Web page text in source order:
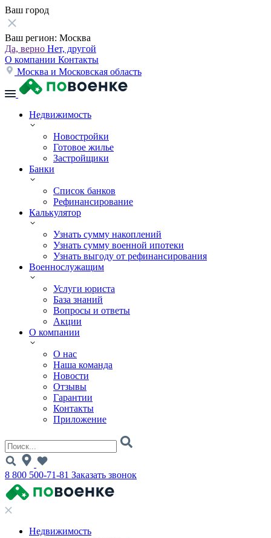
Ваш город
Ваш регион: Москва
Да, верно Нет, другой
О компании Контакты
Москва и Московская область
Недвижимость
Новостройки
Готовое жилье
Застройщики
Банки
Список банков
Рефинансирование
Калькулятор
Узнать сумму накоплений
Узнать сумму военной ипотеки
Узнать выгоду от рефинансирования
Военнослужащим
Услуги юриста
База знаний
Вопросы и ответы
Акции
О компании
О нас
Наша команда
Новости
Отзывы
Гарантии
Контакты
Приложение
8 800 500-71-81 Заказать звонок
Недвижимость